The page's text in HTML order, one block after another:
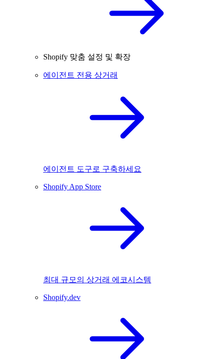
Shopify 맞춤 설정 및 확장
에이전트 전용 상거래
에이전트 도구로 구축하세요
Shopify App Store
최대 규모의 상거래 에코시스템
Shopify.dev